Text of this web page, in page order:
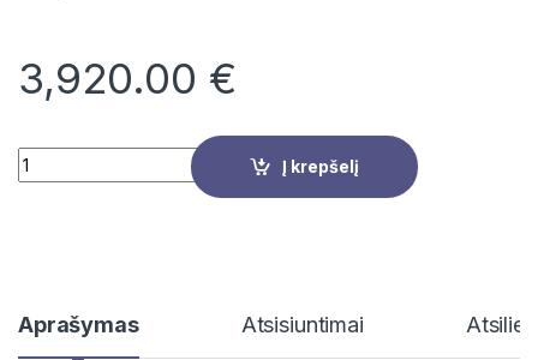
3,920.00 €
Quantity
Į krepšelį
Aprašymas Atsisiuntimai